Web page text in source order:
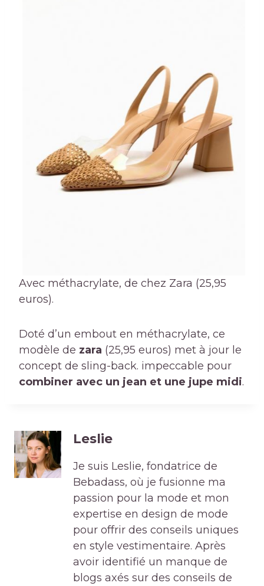
Avec méthacrylate, de chez Zara (25,95
euros).
Doté d’un embout en méthacrylate, ce
modèle de zara (25,95 euros) met à jour le
concept de sling-back. impeccable pour
combiner avec un jean et une jupe midi.
Leslie
Je suis Leslie, fondatrice de
Bebadass, où je fusionne ma
passion pour la mode et mon
expertise en design de mode
pour offrir des conseils uniques
en style vestimentaire. Après
avoir identifié un manque de
blogs axés sur des conseils de